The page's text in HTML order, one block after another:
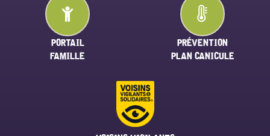
PORTAIL
FAMILLE
PRÉVENTION
PLAN CANICULE